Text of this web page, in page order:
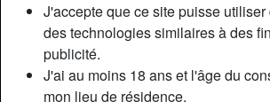
J'accepte que ce site puisse
des technologies similaires à des
publicité.
J'ai au moins 18 ans et l'âge du
mon lieu de résidence.